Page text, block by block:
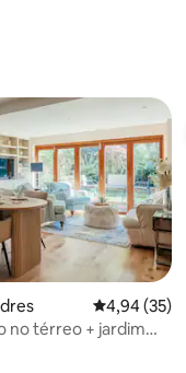
4,94 de
4,94 (35)
no térreo + jardim